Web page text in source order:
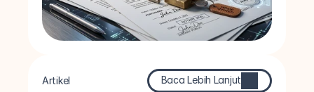
Artikel Baca Lebih Lanjut